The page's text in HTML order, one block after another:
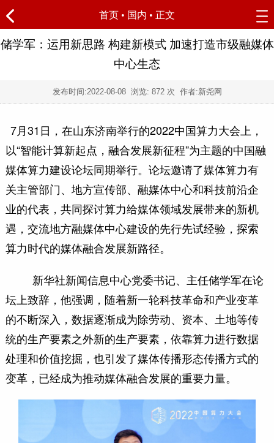
首页 • 国内 • 正文
储学军：运用新思路 构建新模式 加速打造市级融媒体
中心生态
发布时间:2022-08-08浏览: 872 次 作者:新尧网
7月31日，在山东济南举行的2022中国算力大会上，
以“智能计算新起点，融合发展新征程”为主题的中国融
媒体算力建设论坛同期举行。论坛邀请了媒体算力有
关主管部门、地方宣传部、融媒体中心和科技前沿企
业的代表，共同探讨算力给媒体领域发展带来的新机
遇，交流地方融媒体中心建设的先行先试经验，探索
算力时代的媒体融合发展新路径。
新华社新闻信息中心党委书记、主任储学军在论
坛上致辞，他强调，随着新一轮科技革命和产业变革
的不断深入，数据逐渐成为除劳动、资本、土地等传
统的生产要素之外新的生产要素，依靠算力进行数据
处理和价值挖掘，也引发了媒体传播形态传播方式的
变革，已经成为推动媒体融合发展的重要力量。